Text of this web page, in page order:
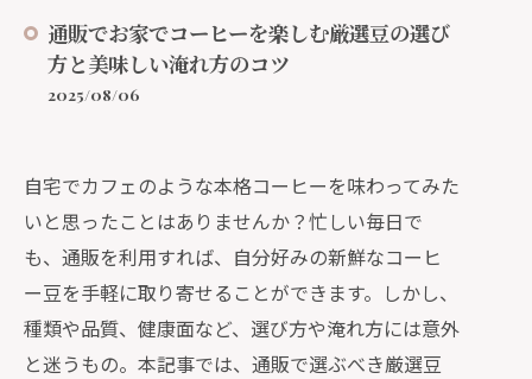
通販でお家でコーヒーを楽しむ厳選豆の選び
方と美味しい淹れ方のコツ
2025/08/06
自宅でカフェのような本格コーヒーを味わってみた
いと思ったことはありませんか？忙しい毎日で
も、通販を利用すれば、自分好みの新鮮なコーヒ
ー豆を手軽に取り寄せることができます。しかし、
種類や品質、健康面など、選び方や淹れ方には意外
と迷うもの。本記事では、通販で選ぶべき厳選豆